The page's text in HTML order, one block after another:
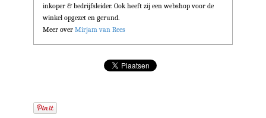
inkoper & bedrijfsleider. Ook heeft zij een webshop voor de
winkel opgezet en gerund.
Meer over Mirjam van Rees